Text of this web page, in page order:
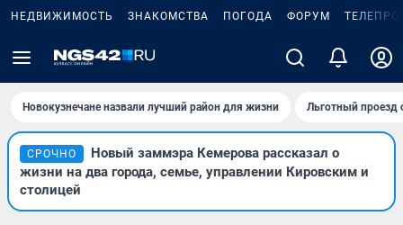
НЕДВИЖИМОСТЬ ЗНАКОМСТВА ПОГОДА ФОРУМ
Новокузнечане назвали лучший район для жизни Льготный проезд
СРОЧНО
Новый заммэра Кемерова рассказал о
жизни на два города, семье, управлении Кировским и
столицей